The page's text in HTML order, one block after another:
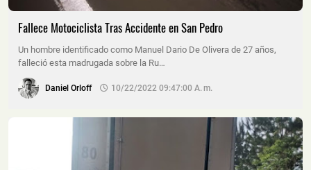
Fallece Motociclista Tras Accidente en San Pedro
Un hombre identificado como Manuel Dario De Olivera de 27 años,
falleció esta madrugada sobre la Ru…
Daniel Orloff 10/22/2022 09:47:00 A. M.